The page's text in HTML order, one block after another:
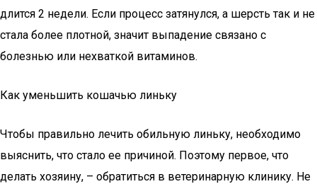
длится 2 недели. Если процесс затянулся, а шерсть так и не
стала более плотной, значит выпадение связано с
болезнью или нехваткой витаминов.
Как уменьшить кошачью линьку
Чтобы правильно лечить обильную линьку, необходимо
выяснить, что стало ее причиной. Поэтому первое, что
делать хозяину, – обратиться в ветеринарную клинику. Не